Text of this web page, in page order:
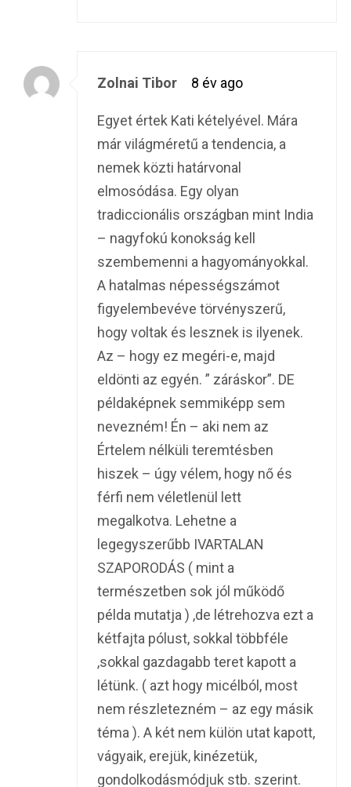
Zolnai Tibor 8 év ago
Egyet értek Kati kételyével. Mára
már világméretű a tendencia, a
nemek közti határvonal
elmosódása. Egy olyan
tradiccionális országban mint India
– nagyfokú konokság kell
szembemenni a hagyományokkal.
A hatalmas népességszámot
figyelembevéve törvényszerű,
hogy voltak és lesznek is ilyenek.
Az – hogy ez megéri-e, majd
eldönti az egyén. ” záráskor”. DE
példaképnek semmiképp sem
nevezném! Én – aki nem az
Értelem nélküli teremtésben
hiszek – úgy vélem, hogy nő és
férfi nem véletlenül lett
megalkotva. Lehetne a
legegyszerűbb IVARTALAN
SZAPORODÁS ( mint a
természetben sok jól működő
példa mutatja ) ,de létrehozva ezt a
kétfajta pólust, sokkal többféle
,sokkal gazdagabb teret kapott a
létünk. ( azt hogy micélból, most
nem részletezném – az egy másik
téma ). A két nem külön utat kapott,
vágyaik, erejük, kinézetük,
gondolkodásmódjuk stb. szerint.